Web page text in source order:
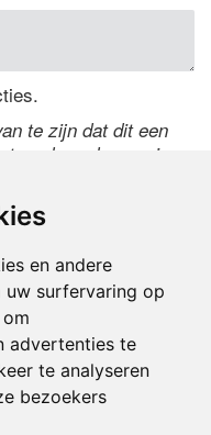
en andere
surfervaring op
advertenties te
te analyseren
bezoekers
te zijn dat dit een
code over in